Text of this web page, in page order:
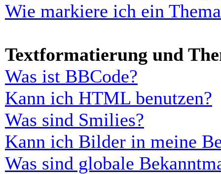
Wie markiere ich ein
Textformatierung und
Was ist BBCode?
Kann ich HTML benutzen?
Was sind Smilies?
Kann ich Bilder in meine
Was sind globale